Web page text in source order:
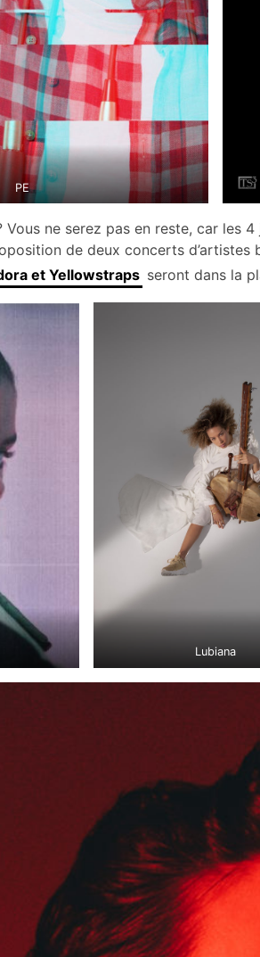
PE
ne serez pas en reste, car les
de deux concerts d’artistes
et Yellowstraps seront dans la
Lubiana